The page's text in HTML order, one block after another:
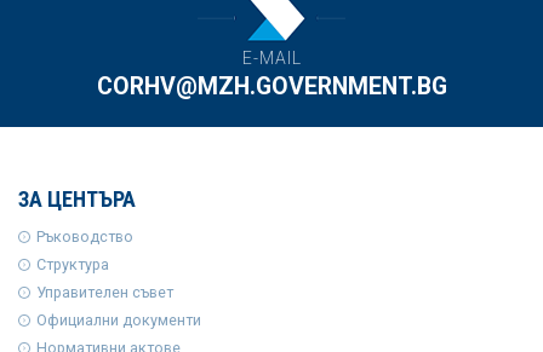
E-MAIL
CORHV@MZH.GOVERNMENT.BG
ЗА ЦЕНТЪРА
Ръководство
Структура
Управителен съвет
Официални документи
Нормативни актове